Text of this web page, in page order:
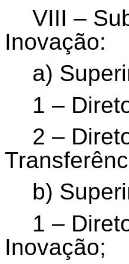
VIII –
Inovação:
a)
1 –
2 –
b)
1 –
Inovação;